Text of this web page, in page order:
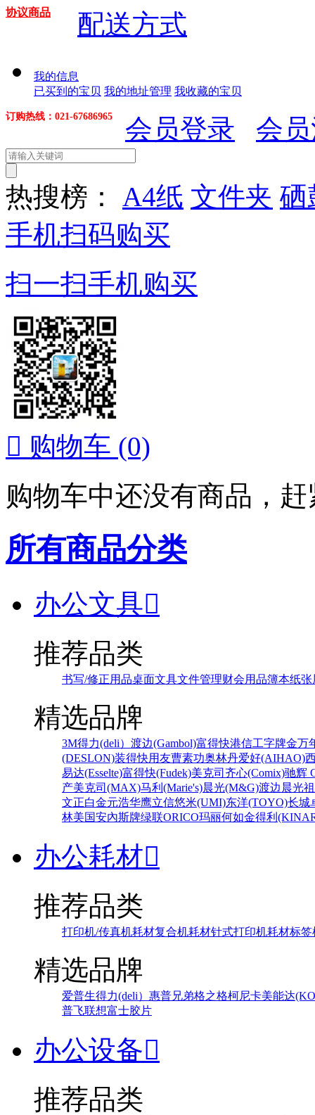
协议商品 配送方式
我的信息
已买到的宝贝 我的地址管理 我收藏的宝贝
订购热线：021-67686965 会员登录 会
热搜榜： A4纸 文件夹 硒
手机扫码购买
扫一扫手机购买
 购物车 (0)
购物车中还没有商品，
所有商品分类
办公文具
推荐品类
书写/修正用品桌面文具文件管理财会用品簿本纸张
精选品牌
3M得力(deli） 渡边(Gambol)富得快港信工字牌金万
(DESLON)装得快用友曹素功奥林丹爱好(AIHAO)
易达(Esselte)富得快(Fudek)美克司 齐心(Comix)驰辉
产美克司(MAX)马利(Marie's)晨光(M&G)渡边 晨光
文正白金元浩华鹰立信悠米(UMI)东洋(TOYO)长城
林美国安內斯牌绿联ORICO玛丽何如金得利
办公耗材
推荐品类
打印机/传真机耗材复合机耗材针式打印机耗材标签
精选品牌
爱普生得力(deli） 惠普兄弟格之格柯尼卡美能达
普飞联想富士胶片
办公设备
推荐品类